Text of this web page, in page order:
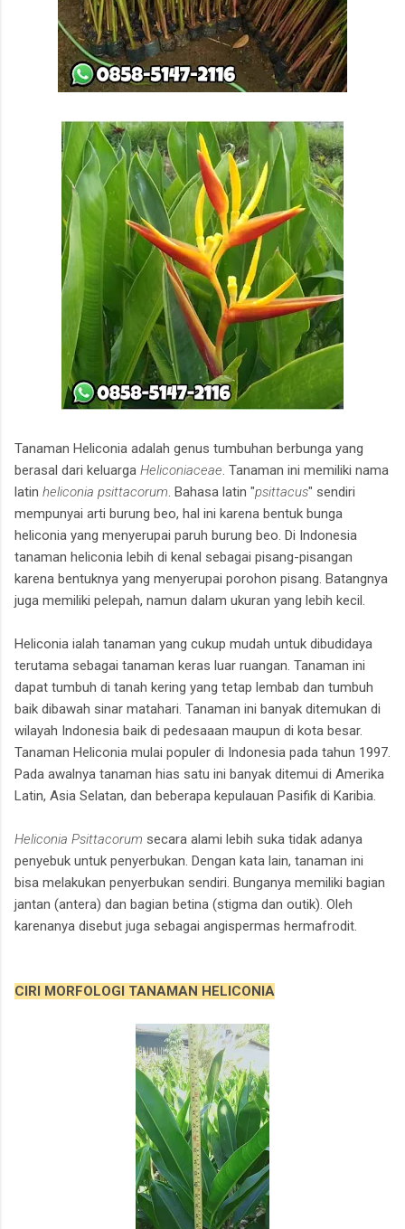
Tanaman Heliconia adalah genus tumbuhan berbunga yang
berasal dari keluarga Heliconiaceae . Tanaman ini memiliki nama
latin heliconia psittacorum . Bahasa latin "psittacus" sendiri
mempunyai arti burung beo, hal ini karena bentuk bunga
heliconia yang menyerupai paruh burung beo. Di Indonesia
tanaman heliconia lebih di kenal sebagai pisang-pisangan
karena bentuknya yang menyerupai porohon pisang. Batangnya
juga memiliki pelepah, namun dalam ukuran yang lebih kecil.
Heliconia ialah tanaman yang cukup mudah untuk dibudidaya
terutama sebagai tanaman keras luar ruangan. Tanaman ini
dapat tumbuh di tanah kering yang tetap lembab dan tumbuh
baik dibawah sinar matahari. Tanaman ini banyak ditemukan di
wilayah Indonesia baik di pedesaaan maupun di kota besar.
Tanaman Heliconia mulai populer di Indonesia pada tahun 1997.
Pada awalnya tanaman hias satu ini banyak ditemui di Amerika
Latin, Asia Selatan, dan beberapa kepulauan Pasifik di Karibia.
Heliconia Psittacorum secara alami lebih suka tidak adanya
penyebuk untuk penyerbukan. Dengan kata lain, tanaman ini
bisa melakukan penyerbukan sendiri. Bunganya memiliki bagian
jantan (antera) dan bagian betina (stigma dan outik). Oleh
karenanya disebut juga sebagai angispermas hermafrodit.
CIRI MORFOLOGI TANAMAN HELICONIA